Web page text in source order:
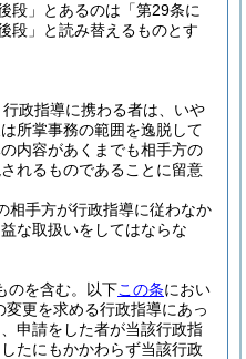
段」とあるのは「第29条に
段」と読み替えるものとす
政指導に携わる者は、いや
所掌事務の範囲を逸脱して
内容があくまでも相手方の
れるものであることに留意
相手方が行政指導に従わなか
な取扱いをしてはならな
のを含む。以下この条におい
更を求める行政指導にあっ
申請をした者が当該行政指
たにもかかわらず当該行政